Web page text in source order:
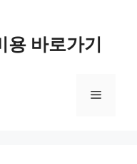
용 바로가기
메